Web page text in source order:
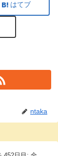
はてブ
ntaka